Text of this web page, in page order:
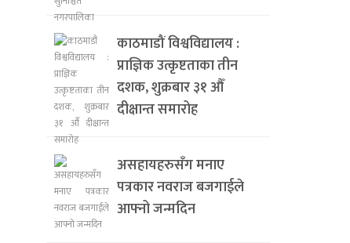
काठमाडौं विश्वविद्यालय :
प्राज्ञिक उत्कृष्टताका तीन
दशक, शुक्रबार ३१ औँ
दीक्षान्त समारोह
असहायहरुसँग मनाए
पत्रकार नवराज बजगाईले
आफ्नो जन्मदिन